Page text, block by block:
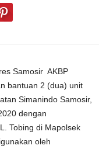
Samosir AKBP
bantuan 2 (dua) unit
Simanindo Samosir,
dengan
Tobing di Mapolsek
oleh